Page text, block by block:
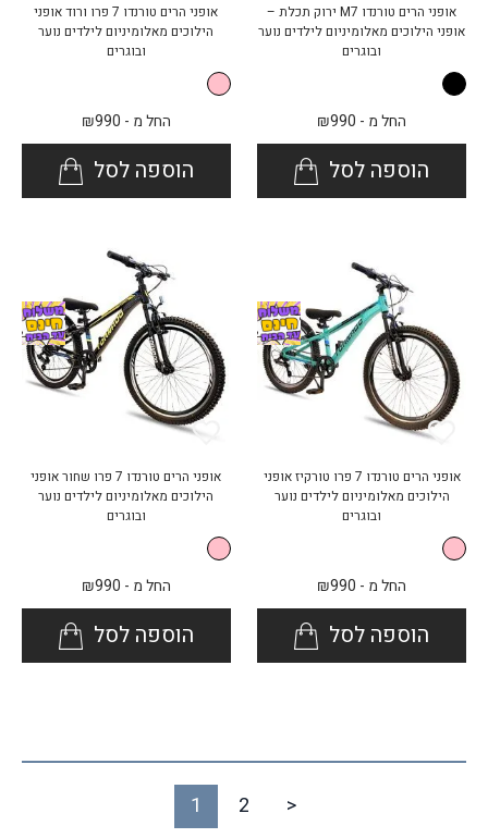
אופני הרים טורנדו M7 ירוק תכלת –
אופני הילוכים מאלומיניום לילדים נוער
ובוגרים
החל מ - ₪990
הוספה לסל
אופני הרים טורנדו 7 פרו ורוד אופני
הילוכים מאלומיניום לילדים נוער
ובוגרים
החל מ - ₪990
הוספה לסל
אופני הרים טורנדו 7 פרו טורקיז אופני
הילוכים מאלומיניום לילדים נוער
ובוגרים
החל מ - ₪990
הוספה לסל
אופני הרים טורנדו 7 פרו שחור אופני
הילוכים מאלומיניום לילדים נוער
ובוגרים
החל מ - ₪990
הוספה לסל
1 2 >